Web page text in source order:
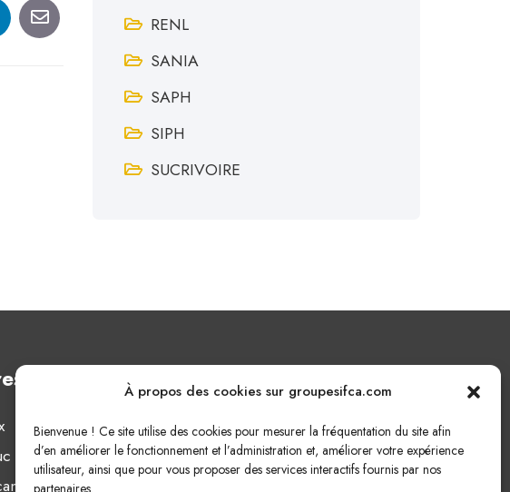
À propos des cookies sur groupesifca.com
Bienvenue ! Ce site utilise des cookies pour mesurer la fréquentation du site afin
d’en améliorer le fonctionnement et l’administration et, améliorer votre expérience
utilisateur, ainsi que pour vous proposer des services interactifs fournis par nos
partenaires.
RENL
SANIA
SAPH
SIPH
SUCRIVOIRE
naturel
Nous écrire
Cliquez ici pour nous écrire !